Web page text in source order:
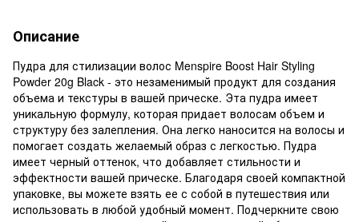
Описание
Пудра для стилизации волос Menspire Boost Hair Styling
Powder 20g Black - это незаменимый продукт для создания
объема и текстуры в вашей прическе. Эта пудра имеет
уникальную формулу, которая придает волосам объем и
структуру без залепления. Она легко наносится на волосы и
помогает создать желаемый образ с легкостью. Пудра
имеет черный оттенок, что добавляет стильности и
эффектности вашей прическе. Благодаря своей компактной
упаковке, вы можете взять ее с собой в путешествия или
использовать в любой удобный момент. Подчеркните свою